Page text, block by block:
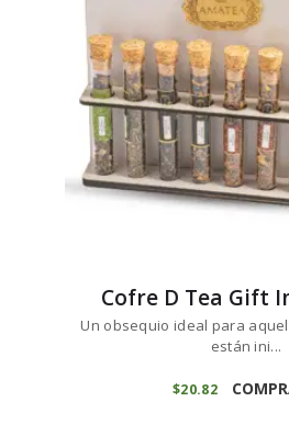
Cofre D Tea Gift
Un obsequio ideal para
están ini...
$20 82